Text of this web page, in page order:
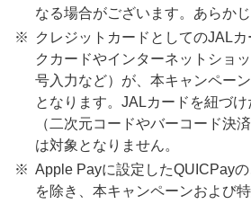
なる場合がございます。あらか
クレジットカードとしてのJAL
クカードやインターネットショ
号入力など）が、本キャンペー
となります。JALカードを紐づ
（二次元コードやバーコード決
は対象となりません。
Apple Payに設定したQUICPay
を除き、本キャンペーンおよび